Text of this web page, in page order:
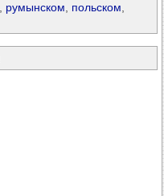
румынском польском